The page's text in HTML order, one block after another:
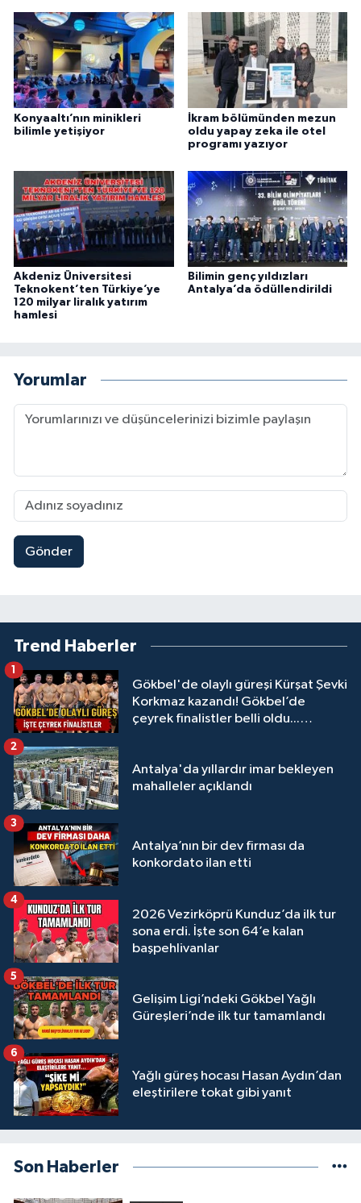
Konyaaltı’nın minikleri
bilimle yetişiyor
İkram bölümünden mezun
oldu yapay zeka ile otel
programı yazıyor
Akdeniz Üniversitesi
Teknokent’ten Türkiye’ye
120 milyar liralık yatırım
hamlesi
Bilimin genç yıldızları
Antalya’da ödüllendirildi
Yorumlar
Gönder
Trend Haberler
Gökbel'de olaylı güreşi Kürşat Şevki
Korkmaz kazandı! Gökbel’de
çeyrek finalistler belli oldu...
1
Antalya'da yıllardır imar bekleyen
mahalleler açıklandı
2
Antalya’nın bir dev firması da
konkordato ilan etti
3
2026 Vezirköprü Kunduz’da ilk tur
sona erdi. İşte son 64’e kalan
başpehlivanlar
4
Gelişim Ligi’ndeki Gökbel Yağlı
Güreşleri’nde ilk tur tamamlandı
5
Yağlı güreş hocası Hasan Aydın’dan
eleştirilere tokat gibi yanıt
6
Son Haberler